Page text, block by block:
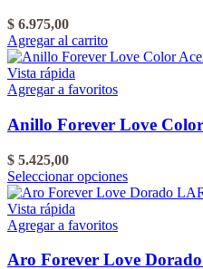
$ 6.975,00
Agregar al carrito
Vista rápida
Agregar a favoritos
Anillo Forever Love
$ 5.425,00
Seleccionar opcionesEste
producto
Las
Vista rápida
Agregar a favoritos
Aro Forever Love